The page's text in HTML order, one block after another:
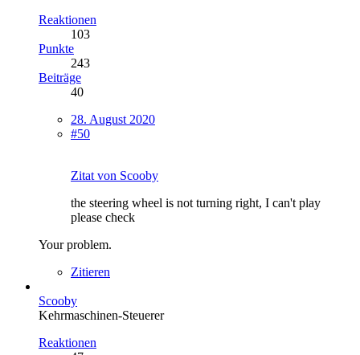
Reaktionen
103
Punkte
243
Beiträge
40
28. August 2020
#50
Zitat von Scooby
the steering wheel is not turning right, I can't play
please check
Your problem.
Zitieren
Scooby
Kehrmaschinen-Steuerer
Reaktionen